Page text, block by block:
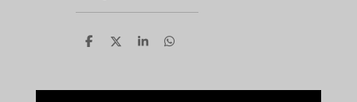
D
n
D
S
e
D
n